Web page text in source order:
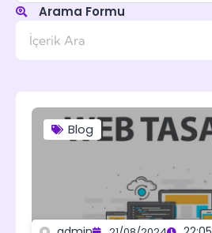
Arama Formu
Blog